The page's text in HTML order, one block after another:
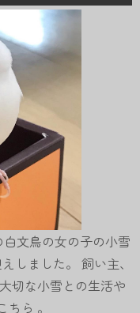
白文鳥の女の子の小雪
しました。 飼い主、
切な小雪との生活や
ちら 。